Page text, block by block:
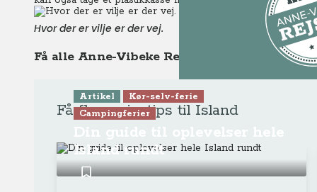
Hvor der er vilje er der vej.
Få alle Anne-Vibeke Rejsers tips til din rejse
Dette er
Gå til
Få flere rejsetips til Island
Artikel
Kør-selv-ferie
Campingferier
Island rundt